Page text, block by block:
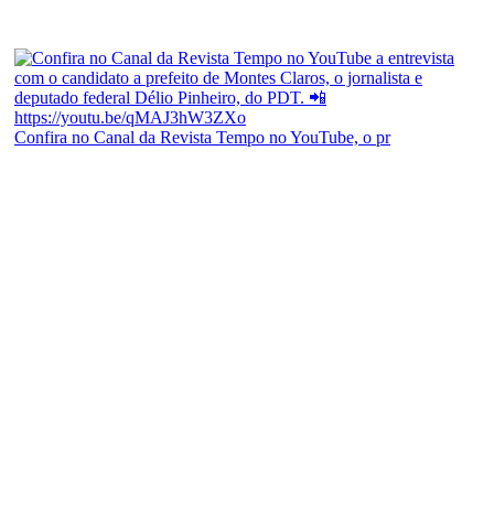
Confira no Canal da Revista Tempo no YouTube, o pr